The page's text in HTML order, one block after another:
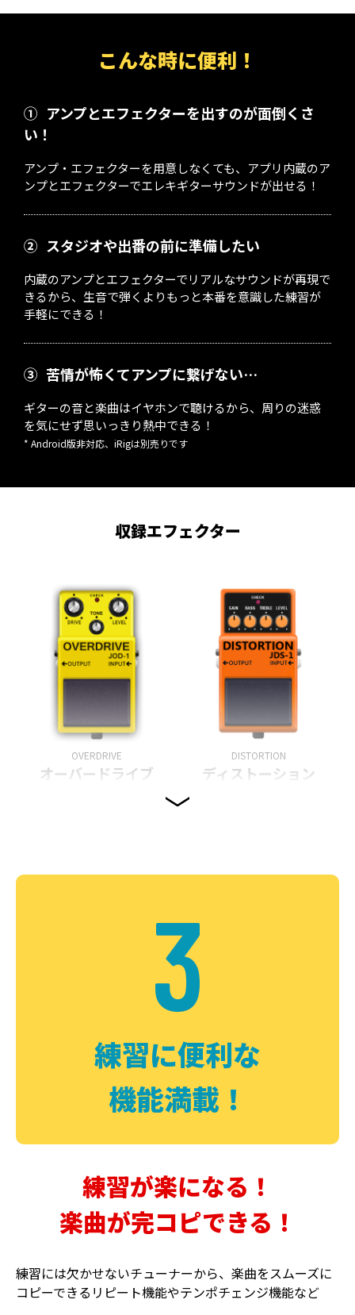
こんな時に便利！
① アンプとエフェクターを出すのが面倒くさ
い！
アンプ・エフェクターを用意しなくても、アプリ内蔵のア
ンプとエフェクターでエレキギターサウンドが出せる！
② スタジオや出番の前に準備したい
内蔵のアンプとエフェクターでリアルなサウンドが再現で
きるから、生音で弾くよりもっと本番を意識した練習が
手軽にできる！
③ 苦情が怖くてアンプに繋げない…
ギターの音と楽曲はイヤホンで聴けるから、周りの迷惑
を気にせず思いっきり熱中できる！
* Android版非対応、iRigは別売りです
収録エフェクター
OVERDRIVE
オーバードライブ
DISTORTION
ディストーション
DELAY PHASER
3
練習に便利な
機能満載！
練習が楽になる！
楽曲が完コピできる！
練習には欠かせないチューナーから、楽曲をスムーズに
コピーできるリピート機能やテンポチェンジ機能など